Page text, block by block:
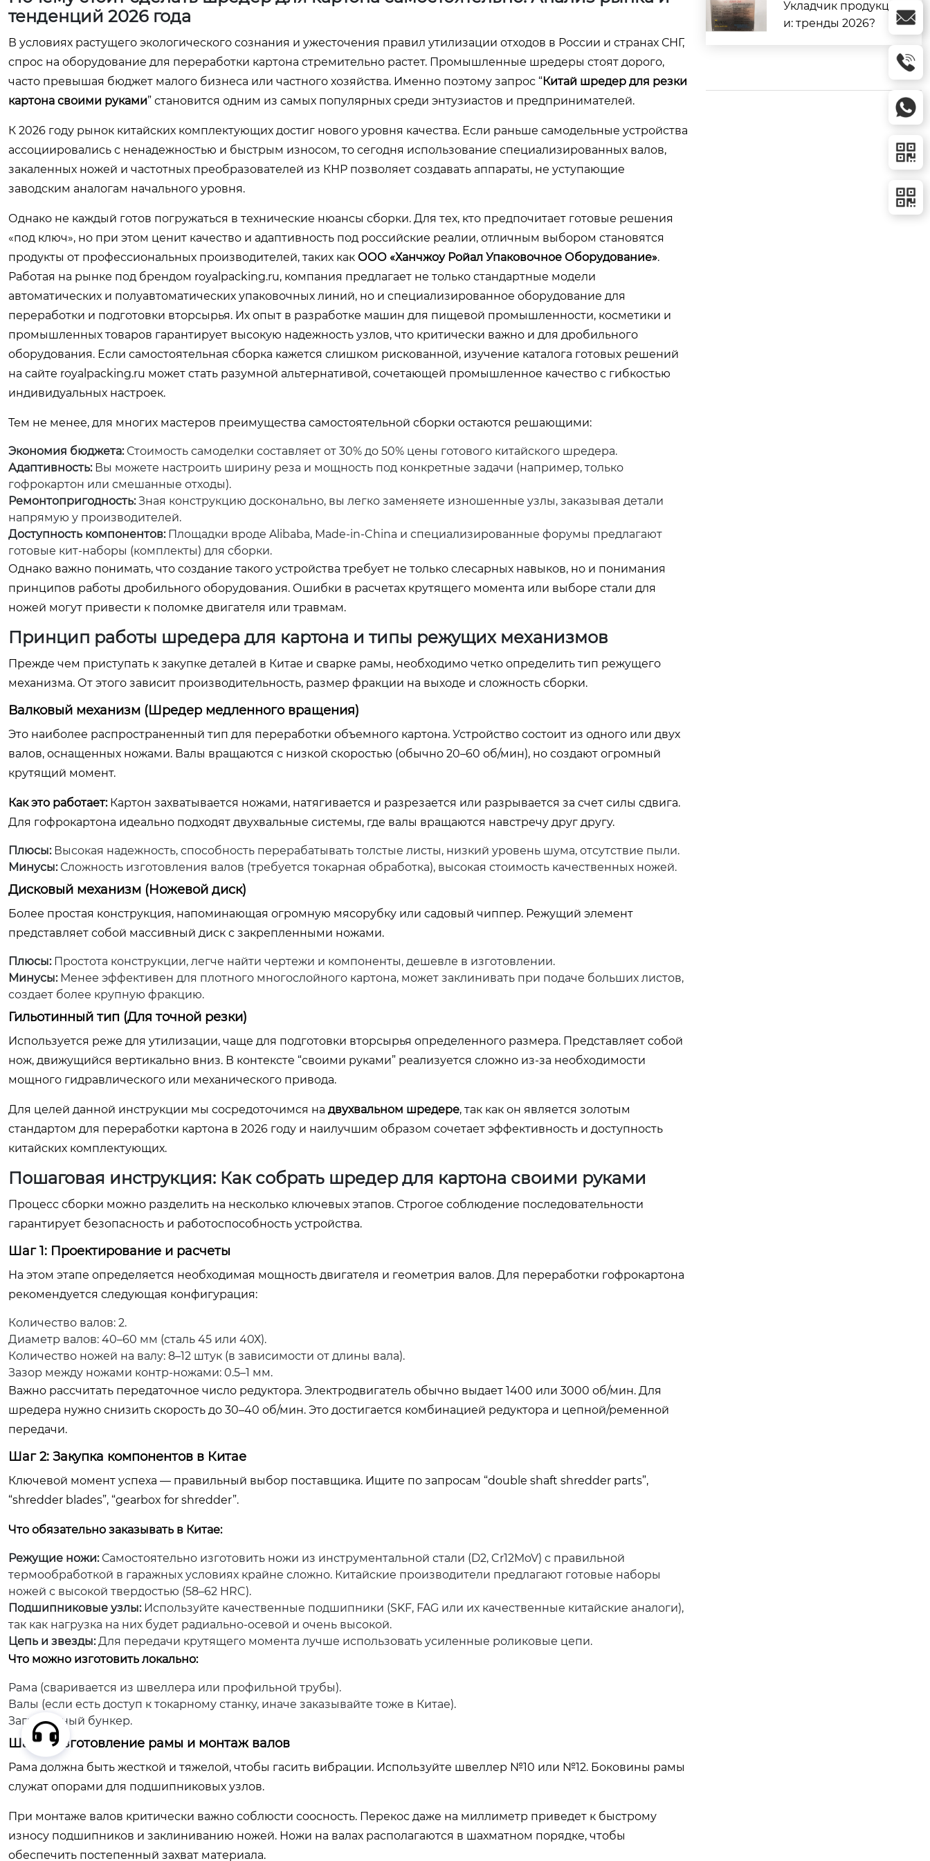
тенденций 2026 года
В условиях растущего экологического сознания и ужесточения правил утилизации отходов в России и странах СНГ,
спрос на оборудование для переработки картона стремительно растет. Промышленные шредеры стоят дорого,
часто превышая бюджет малого бизнеса или частного хозяйства. Именно поэтому запрос “Китай шредер для резки
картона своими руками” становится одним из самых популярных среди энтузиастов и предпринимателей.
К 2026 году рынок китайских комплектующих достиг нового уровня качества. Если раньше самодельные устройства
ассоциировались с ненадежностью и быстрым износом, то сегодня использование специализированных валов,
закаленных ножей и частотных преобразователей из КНР позволяет создавать аппараты, не уступающие
заводским аналогам начального уровня.
Однако не каждый готов погружаться в технические нюансы сборки. Для тех, кто предпочитает готовые решения
«под ключ», но при этом ценит качество и адаптивность под российские реалии, отличным выбором становятся
продукты от профессиональных производителей, таких как ООО «Ханчжоу Ройал Упаковочное Оборудование».
Работая на рынке под брендом royalpacking.ru, компания предлагает не только стандартные модели
автоматических и полуавтоматических упаковочных линий, но и специализированное оборудование для
переработки и подготовки вторсырья. Их опыт в разработке машин для пищевой промышленности, косметики и
промышленных товаров гарантирует высокую надежность узлов, что критически важно и для дробильного
оборудования. Если самостоятельная сборка кажется слишком рискованной, изучение каталога готовых решений
на сайте royalpacking.ru может стать разумной альтернативой, сочетающей промышленное качество с гибкостью
индивидуальных настроек.
Тем не менее, для многих мастеров преимущества самостоятельной сборки остаются решающими:
Экономия бюджета:Стоимость самоделки составляет от 30% до 50% цены готового китайского шредера.
Адаптивность:Вы можете настроить ширину реза и мощность под конкретные задачи (например, только
гофрокартон или смешанные отходы).
Ремонтопригодность:Зная конструкцию досконально, вы легко заменяете изношенные узлы, заказывая детали
напрямую у производителей.
Доступность компонентов:Площадки вроде Alibaba, Made-in-China и специализированные форумы предлагают
готовые кит-наборы (комплекты) для сборки.
Однако важно понимать, что создание такого устройства требует не только слесарных навыков, но и понимания
принципов работы дробильного оборудования. Ошибки в расчетах крутящего момента или выборе стали для
ножей могут привести к поломке двигателя или травмам.
Принцип работы шредера для картона и типы режущих механизмов
Прежде чем приступать к закупке деталей в Китае и сварке рамы, необходимо четко определить тип режущего
механизма. От этого зависит производительность, размер фракции на выходе и сложность сборки.
Валковый механизм (Шредер медленного вращения)
Это наиболее распространенный тип для переработки объемного картона. Устройство состоит из одного или двух
валов, оснащенных ножами. Валы вращаются с низкой скоростью (обычно 20–60 об/мин), но создают огромный
крутящий момент.
Как это работает:Картон захватывается ножами, натягивается и разрезается или разрывается за счет силы сдвига.
Для гофрокартона идеально подходят двухвальные системы, где валы вращаются навстречу друг другу.
Плюсы:Высокая надежность, способность перерабатывать толстые листы, низкий уровень шума, отсутствие пыли.
Минусы:Сложность изготовления валов (требуется токарная обработка), высокая стоимость качественных ножей.
Дисковый механизм (Ножевой диск)
Более простая конструкция, напоминающая огромную мясорубку или садовый чиппер. Режущий элемент
представляет собой массивный диск с закрепленными ножами.
Плюсы:Простота конструкции, легче найти чертежи и компоненты, дешевле в изготовлении.
Минусы:Менее эффективен для плотного многослойного картона, может заклинивать при подаче больших листов,
создает более крупную фракцию.
Гильотинный тип (Для точной резки)
Используется реже для утилизации, чаще для подготовки вторсырья определенного размера. Представляет собой
нож, движущийся вертикально вниз. В контексте “своими руками” реализуется сложно из-за необходимости
мощного гидравлического или механического привода.
Для целей данной инструкции мы сосредоточимся на двухвальном шредере, так как он является золотым
стандартом для переработки картона в 2026 году и наилучшим образом сочетает эффективность и доступность
китайских комплектующих.
Пошаговая инструкция: Как собрать шредер для картона своими руками
Процесс сборки можно разделить на несколько ключевых этапов. Строгое соблюдение последовательности
гарантирует безопасность и работоспособность устройства.
Шаг 1: Проектирование и расчеты
На этом этапе определяется необходимая мощность двигателя и геометрия валов. Для переработки гофрокартона
рекомендуется следующая конфигурация:
Количество валов: 2.
Диаметр валов: 40–60 мм (сталь 45 или 40Х).
Количество ножей на валу: 8–12 штук (в зависимости от длины вала).
Зазор между ножами контр-ножами: 0.5–1 мм.
Важно рассчитать передаточное число редуктора. Электродвигатель обычно выдает 1400 или 3000 об/мин. Для
шредера нужно снизить скорость до 30–40 об/мин. Это достигается комбинацией редуктора и цепной/ременной
передачи.
Шаг 2: Закупка компонентов в Китае
Ключевой момент успеха — правильный выбор поставщика. Ищите по запросам “double shaft shredder parts”,
“shredder blades”, “gearbox for shredder”.
Что обязательно заказывать в Китае:
Режущие ножи:Самостоятельно изготовить ножи из инструментальной стали (D2, Cr12MoV) с правильной
термообработкой в гаражных условиях крайне сложно. Китайские производители предлагают готовые наборы
ножей с высокой твердостью (58–62 HRC).
Подшипниковые узлы:Используйте качественные подшипники (SKF, FAG или их качественные китайские аналоги),
так как нагрузка на них будет радиально-осевой и очень высокой.
Цепь и звезды:Для передачи крутящего момента лучше использовать усиленные роликовые цепи.
Что можно изготовить локально:
Рама (сваривается из швеллера или профильной трубы).
Валы (если есть доступ к токарному станку, иначе заказывайте тоже в Китае).
Загрузочный бункер.
Шаг 3: Изготовление рамы и монтаж валов
Рама должна быть жесткой и тяжелой, чтобы гасить вибрации. Используйте швеллер №10 или №12. Боковины рамы
служат опорами для подшипниковых узлов.
При монтаже валов критически важно соблюсти соосность. Перекос даже на миллиметр приведет к быстрому
износу подшипников и заклиниванию ножей. Ножи на валах располагаются в шахматном порядке, чтобы
обеспечить постепенный захват материала.
Укладчик продукци
и: тренды 2026?